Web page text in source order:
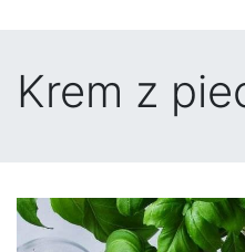
Krem z